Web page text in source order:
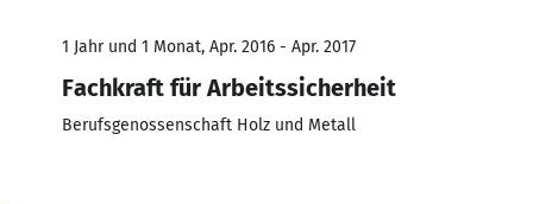
1 Jahr und 1 Monat, Apr. 2016 - Apr. 2017
Fachkraft für Arbeitssicherheit
Berufsgenossenschaft Holz und Metall